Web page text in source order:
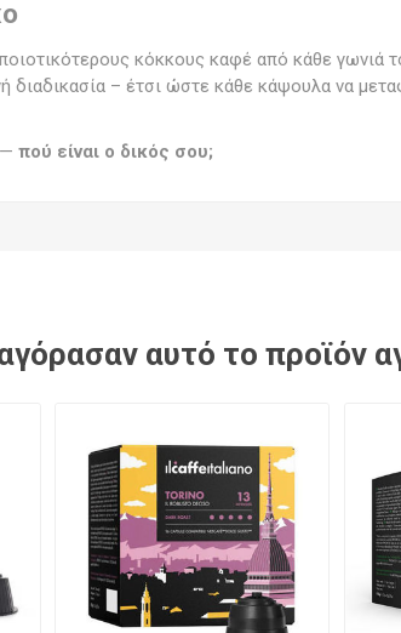
κόκκους καφέ από κάθε γωνιά
διαδικασία – έτσι ώστε κάθε κάψουλα να
—πού είναι ο δικός σου;
αυτό το προϊόν